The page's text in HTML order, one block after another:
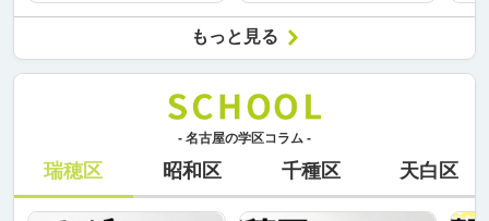
もっと見る
- 名古屋の学区コラム -
瑞穂区 昭和区 千種区 天白区